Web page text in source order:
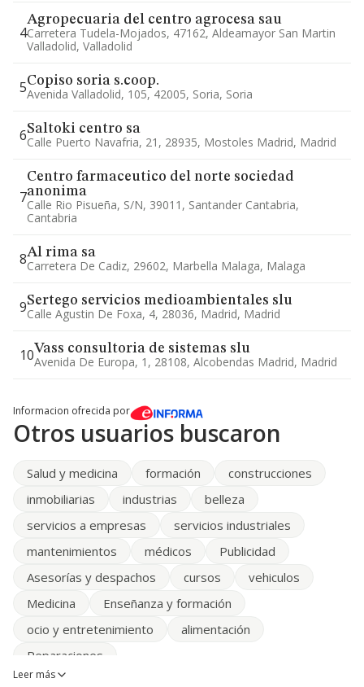
4
Agropecuaria del centro agrocesa sau
Carretera Tudela-Mojados, 47162, Aldeamayor San Martin
Valladolid, Valladolid
5Copiso soria s.coop.
Avenida Valladolid, 105, 42005, Soria, Soria
6Saltoki centro sa
Calle Puerto Navafria, 21, 28935, Mostoles Madrid, Madrid
7
Centro farmaceutico del norte sociedad
anonima
Calle Rio Pisueña, S/n, 39011, Santander Cantabria,
Cantabria
8Al rima sa
Carretera De Cadiz, 29602, Marbella Malaga, Malaga
9Sertego servicios medioambientales slu
Calle Agustin De Foxa, 4, 28036, Madrid, Madrid
10Vass consultoria de sistemas slu
Avenida De Europa, 1, 28108, Alcobendas Madrid, Madrid
Informacion ofrecida por
Otros usuarios buscaron
Salud y medicina formación
construcciones
inmobiliarias
industrias
belleza
servicios a empresas
servicios industriales
mantenimientos
médicos
Publicidad
Asesorías y despachos
cursos
vehiculos
Medicina
Enseñanza y formación
ocio y entretenimiento
alimentación
Reparaciones
Leer más